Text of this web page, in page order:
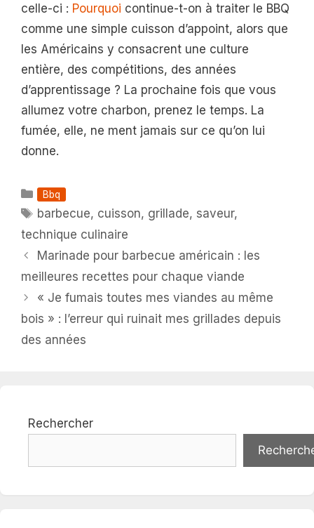
celle-ci : Pourquoi continue-t-on à traiter le BBQ
comme une simple cuisson d’appoint, alors que
les Américains y consacrent une culture
entière, des compétitions, des années
d’apprentissage ? La prochaine fois que vous
allumez votre charbon, prenez le temps. La
fumée, elle, ne ment jamais sur ce qu’on lui
donne.
Catégories
Bbq
Étiquettes
barbecue, cuisson, grillade, saveur,
technique culinaire
Marinade pour barbecue américain : les
meilleures recettes pour chaque viande
« Je fumais toutes mes viandes au même
bois » : l’erreur qui ruinait mes grillades depuis
des années
Rechercher